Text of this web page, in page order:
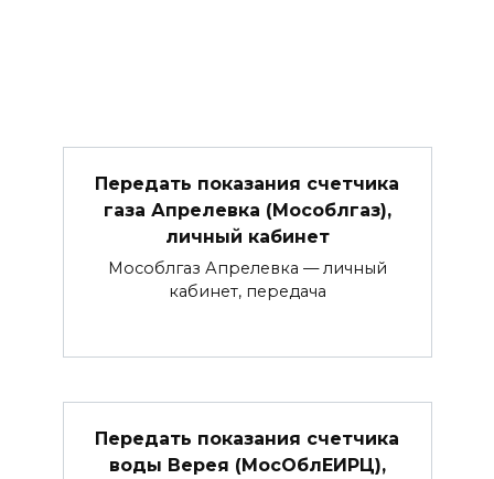
Передать показания счетчика
газа Апрелевка (Мособлгаз),
личный кабинет
Мособлгаз Апрелевка — личный
кабинет, передача
Передать показания счетчика
воды Верея (МосОблЕИРЦ),